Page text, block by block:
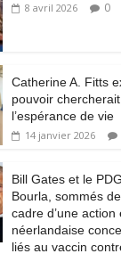
8 avril 2026 0
Catherine A. Fitts
pouvoir
l’espérance de vie
14 janvier 2026
Bill Gates et le
Bourla, sommés
cadre d’une action
néerlandaise
liés au vaccin